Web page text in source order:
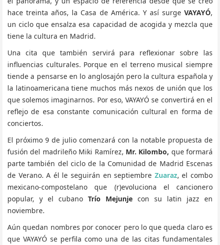
hace treinta años, la Casa de América. Y así surge VAYAYÓ,
un ciclo que ensalza esa capacidad de acogida y mezcla que
tiene la cultura en Madrid.
Una cita que también servirá para reflexionar sobre las
influencias culturales. Porque en el terreno musical siempre
tiende a pensarse en lo anglosajón pero la cultura española y
la latinoamericana tiene muchos más nexos de unión que los
que solemos imaginarnos. Por eso, VAYAYÓ se convertirá en el
reflejo de esa constante comunicación cultural en forma de
conciertos.
El próximo 9 de julio comenzará con la notable propuesta de
fusión del madrileño Miki Ramírez, Mr. Kilombo, que formará
parte también del ciclo de la Comunidad de Madrid Escenas
de Verano. A él le seguirán en septiembre Zuaraz, el combo
mexicano-compostelano que (r)evoluciona el cancionero
popular, y el cubano Trío Mejunje con su latin jazz en
noviembre.
Aún quedan nombres por conocer pero lo que queda claro es
que VAYAYÓ se perfila como una de las citas fundamentales